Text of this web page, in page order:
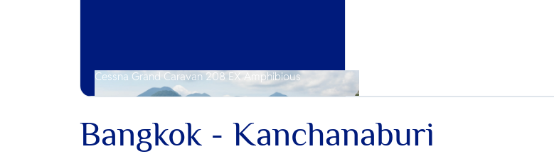
Cessna Grand Caravan 208 EX Amphibious
Bangkok - Kanchanaburi